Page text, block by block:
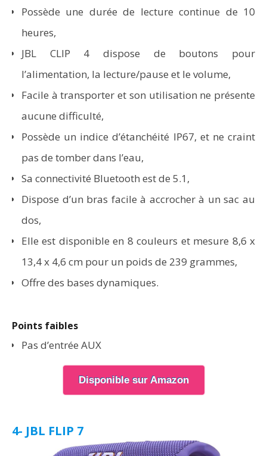
Possède une durée de lecture continue de 10
heures,
JBL CLIP 4 dispose de boutons pour
l’alimentation, la lecture/pause et le volume,
Facile à transporter et son utilisation ne présente
aucune difficulté,
Possède un indice d’étanchéité IP67, et ne craint
pas de tomber dans l’eau,
Sa connectivité Bluetooth est de 5.1,
Dispose d’un bras facile à accrocher à un sac au
dos,
Elle est disponible en 8 couleurs et mesure 8,6 x
13,4 x 4,6 cm pour un poids de 239 grammes,
Offre des bases dynamiques.
Points faibles
Pas d’entrée AUX
Disponible sur Amazon
4- JBL FLIP 7